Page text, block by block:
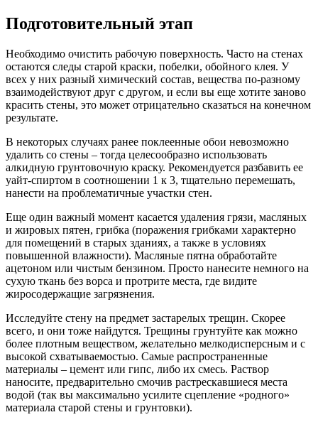
Подготовительный этап
Необходимо очистить рабочую поверхность. Часто на стенах
остаются следы старой краски, побелки, обойного клея. У
всех у них разный химический состав, вещества по-разному
взаимодействуют друг с другом, и если вы еще хотите заново
красить стены, это может отрицательно сказаться на конечном
результате.
В некоторых случаях ранее поклеенные обои невозможно
удалить со стены – тогда целесообразно использовать
алкидную грунтовочную краску. Рекомендуется разбавить ее
уайт-спиртом в соотношении 1 к 3, тщательно перемешать,
нанести на проблематичные участки стен.
Еще один важный момент касается удаления грязи, масляных
и жировых пятен, грибка (поражения грибками характерно
для помещений в старых зданиях, а также в условиях
повышенной влажности). Масляные пятна обработайте
ацетоном или чистым бензином. Просто нанесите немного на
сухую ткань без ворса и протрите места, где видите
жиросодержащие загрязнения.
Исследуйте стену на предмет застарелых трещин. Скорее
всего, и они тоже найдутся. Трещины грунтуйте как можно
более плотным веществом, желательно мелкодисперсным и с
высокой схватываемостью. Самые распространенные
материалы – цемент или гипс, либо их смесь. Раствор
наносите, предварительно смочив растрескавшиеся места
водой (так вы максимально усилите сцепление «родного»
материала старой стены и грунтовки).